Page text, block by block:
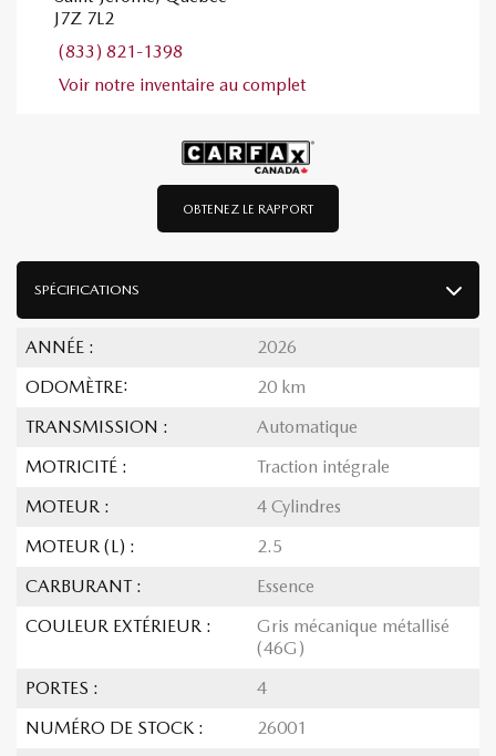
OBTENEZ LE RAPPORT
SPÉCIFICATIONS
ANNÉE :
2026
ODOMÈTRE:
20 km
TRANSMISSION :
Automatique
MOTRICITÉ :
Traction intégrale
MOTEUR :
4 Cylindres
MOTEUR (L) :
2.5
CARBURANT :
Essence
COULEUR EXTÉRIEUR :
Gris mécanique métallisé
(46G)
PORTES :
4
NUMÉRO DE STOCK :
26001
J7Z 7L2
(833) 821-1398
Voir notre inventaire au complet